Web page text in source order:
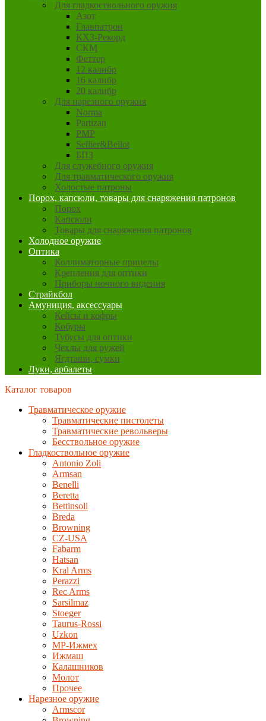
Для гладкоствольного оружия
Азот
Главпатрон
КХЗ-Рекорд
СКМ
Феттер
12 калибр
16 калибр
20 калибр
Для нарезного оружия
Norma
Partizan
PMP
Sellier&Bellot
БПЗ
Для служебного оружия
Для травматического оружия
Холостые патроны
Порох, капсюли, товары для снаряжения патронов
Порох
Капсюли
Товары для снаряжения патронов
Холодное оружие
Оптика
Коллиматорные прицелы
Крепления для оптики
Приборы ночного видения
Страйкбол
Амуниция, аксессуары
Кейсы и кофры
Кобуры
Тубусы для оптики
Чехлы для ружей
Ягдташи, сумки
Луки, арбалеты
Каталог товаров
Травматическое оружие
Травматические пистолеты
Травматические револьверы
Бесствольное оружие
Гладкоствольное оружие
Antonio Zoli
Armsan
Benelli
Beretta
Bettinsoli
Breda
Browning
CZ-USA
Fabarm
Hatsan
Kral Arms
Perazzi
Rec Arms
Sarsilmaz
Stoeger
Taurus-Rossi
Uzkon
MP-Ижмех
Ижмаш
Калашников
Молот
Прочее
Нарезное оружие
Armscor